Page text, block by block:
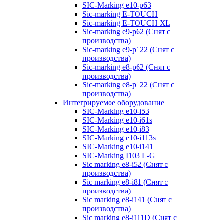
SIC-Marking e10-p63
Sic-marking E-TOUCH
Sic-marking E-TOUCH XL
Sic-marking e9-p62 (Снят с
производства)
Sic-marking e9-p122 (Снят с
производства)
Sic-marking e8-p62 (Снят с
производства)
Sic-marking e8-p122 (Снят с
производства)
Интегрируемое оборудование
SIC-Marking e10-i53
SIC-Marking e10-i61s
SIC-Marking e10-i83
SIC-Marking e10-i113s
SIC-Marking e10-i141
SIC-Marking I103 L-G
Sic marking e8-i52 (Снят с
производства)
Sic marking e8-i81 (Снят с
производства)
Sic marking e8-i141 (Снят с
производства)
Sic marking e8-i111D (Снят с